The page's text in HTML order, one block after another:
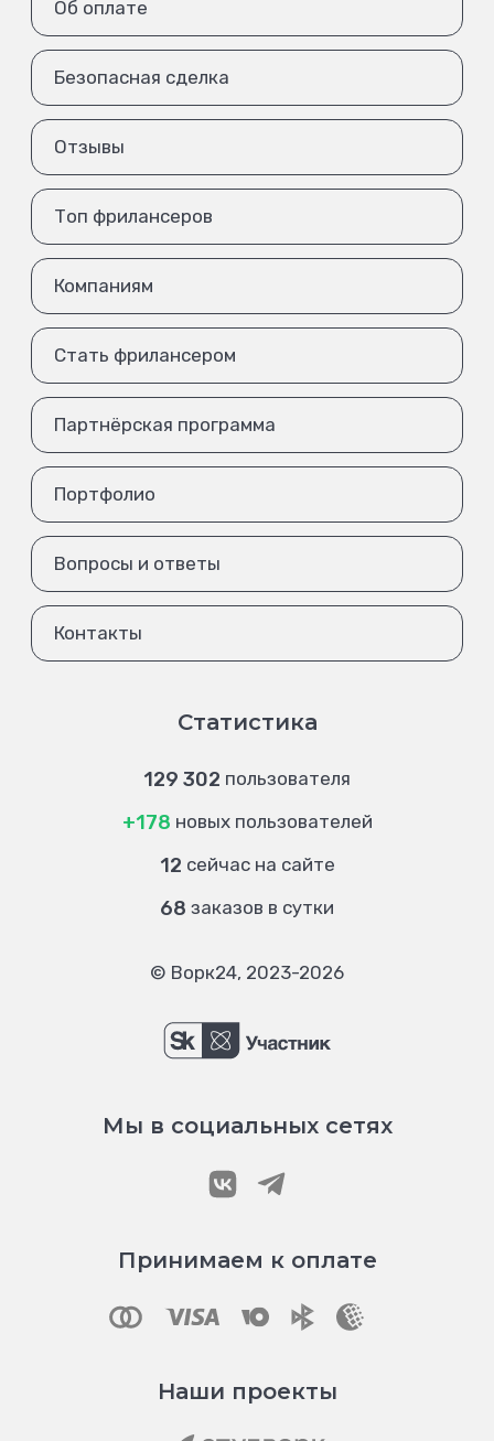
Об оплате
Безопасная сделка
Отзывы
Топ фрилансеров
Компаниям
Стать фрилансером
Партнёрская программа
Портфолио
Вопросы и ответы
Контакты
Статистика
129 302 пользователя
+178 новых пользователей
12 сейчас на сайте
68 заказов в сутки
© Ворк24, 2023-2026
Мы в социальных сетях
Принимаем к оплате
Наши проекты